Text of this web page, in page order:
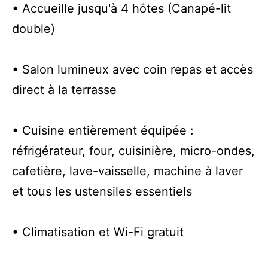
• Accueille jusqu'à 4 hôtes (Canapé-lit
double)
• Salon lumineux avec coin repas et accès
direct à la terrasse
• Cuisine entièrement équipée :
réfrigérateur, four, cuisinière, micro-ondes,
cafetière, lave-vaisselle, machine à laver
et tous les ustensiles essentiels
• Climatisation et Wi-Fi gratuit